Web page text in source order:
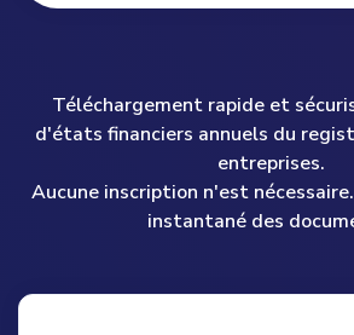
Téléchargement rapide et
d'états financiers annuels du
entreprises.
Aucune inscription n'est
instantané des